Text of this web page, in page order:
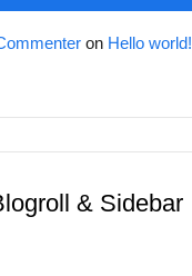
on Hello world!
& Sidebar